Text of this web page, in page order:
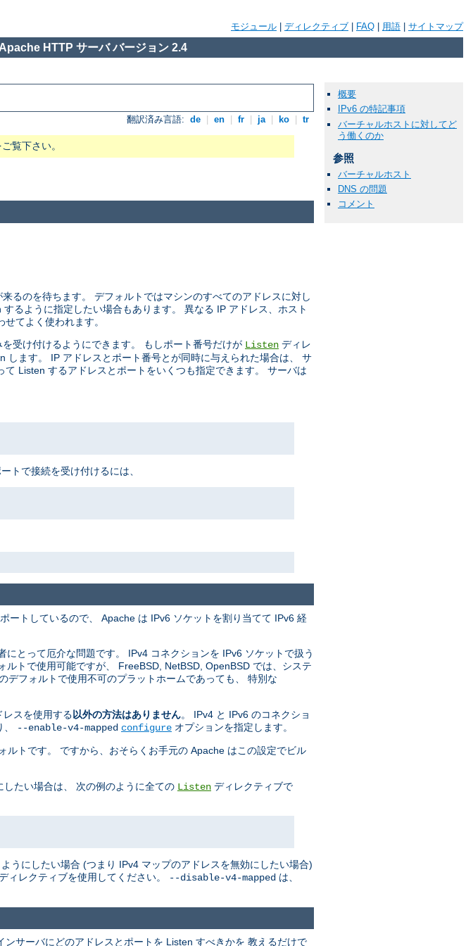
モジュール ディレクティブ FAQ 用語 サイトマップ
Apache HTTP サーバ バージョン 2.4
翻訳済み言語: de en fr ja ko tr
覧下さい。
概要
IPv6 の特記事項
バーチャルホストに対してど
う働くのか
参照
バーチャルホスト
DNS の問題
コメント
るのを待ちます。 デフォルトではマシンのすべてのアドレスに対し
るように指定したい場合もあります。 異なる IP アドレス、ホスト
てよく使われます。
受け付けるようにできます。 もしポート番号だけが Listen ディレ
ます。 IP アドレスとポート番号とが同時に与えられた場合は、 サ
て Listen するアドレスとポートをいくつも指定できます。 サーバは
トで接続を受け付けるには、
ートしているので、 Apache は IPv6 ソケットを割り当てて IPv6 経
とって厄介な問題です。 IPv4 コネクションを IPv6 ソケットで扱う
トで使用可能ですが、 FreeBSD, NetBSD, OpenBSD では、システ
デフォルトで使用不可のプラットホームであっても、 特別な
スを使用する 以外の方法はありません。 IPv4 と IPv6 のコネクショ
--enable-v4-mapped configure オプションを指定します。
トです。 ですから、おそらくお手元の Apache はこの設定でビル
たい場合は、 次の例のように全ての Listen ディレクティブで
うにしたい場合 (つまり IPv4 マップのアドレスを無効にしたい場合)
ィレクティブを使用してください。 --disable-v4-mapped は、
サーバにどのアドレスとポートを Listen すべきかを 教えるだけで